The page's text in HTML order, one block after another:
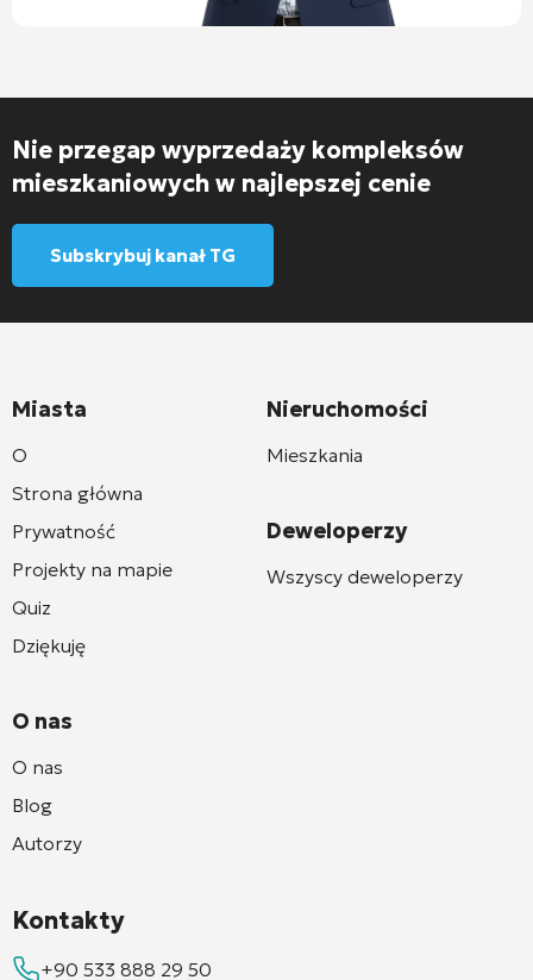
Nie przegap wyprzedaży kompleksów
mieszkaniowych w najlepszej cenie
Subskrybuj kanał TG
Miasta
O
Strona główna
Prywatność
Projekty na mapie
Quiz
Dziękuję
O nas
O nas
Blog
Autorzy
Nieruchomości
Mieszkania
Deweloperzy
Wszyscy deweloperzy
Kontakty
+90 533 888 29 50